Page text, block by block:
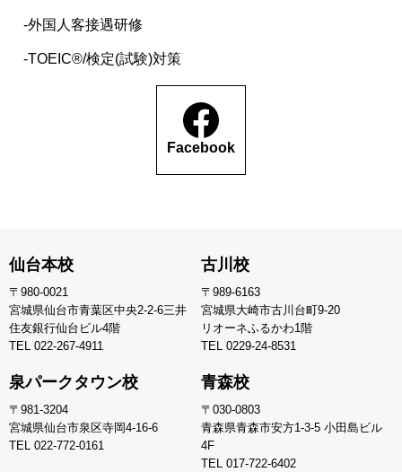
外国人客接遇研修
TOEIC®/検定(試験)対策
Facebook
仙台本校
〒980-0021
宮城県仙台市青葉区中央2-2-6三井
住友銀行仙台ビル4階
TEL 022-267-4911
古川校
〒989-6163
宮城県大崎市古川台町9-20
リオーネふるかわ1階
TEL 0229-24-8531
泉パークタウン校
〒981-3204
宮城県仙台市泉区寺岡4-16-6
TEL 022-772-0161
青森校
〒030-0803
青森県青森市安方1-3-5 小田島ビル
4F
TEL 017-722-6402